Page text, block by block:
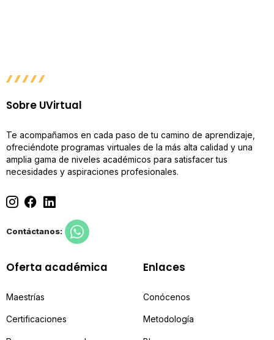
Sobre UVirtual
Te acompañamos en cada paso de tu camino de aprendizaje,
ofreciéndote programas virtuales de la más alta calidad y una
amplia gama de niveles académicos para satisfacer tus
necesidades y aspiraciones profesionales.
Contáctanos:
Oferta académica
Maestrías
Certificaciones
Enlaces
Conócenos
Metodología